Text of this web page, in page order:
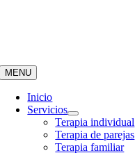
MENU
Inicio
Servicios
Terapia individual
Terapia de parejas
Terapia familiar